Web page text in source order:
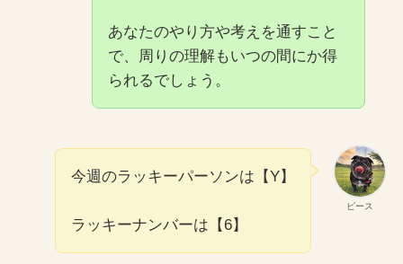
あなたのやり方や考えを通すこと
で、周りの理解もいつの間にか得
られるでしょう。
ピース
今週のラッキーパーソンは【Y】
ラッキーナンバーは【6】